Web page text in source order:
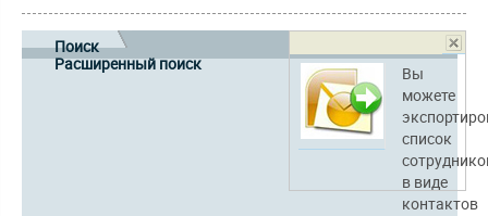
Вы
можете
список
в виде
контактов
Поиск
Расширенный поиск